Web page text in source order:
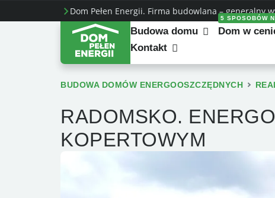
Dom Pełen Energii. Firma budowlana – generalny
Budowa domu
5 SPOSOBÓW
Dom w
Kontakt
BUDOWA DOMÓW ENERGOOSZCZĘDNYCH
RADOMSKO.
KOPERTOWYM